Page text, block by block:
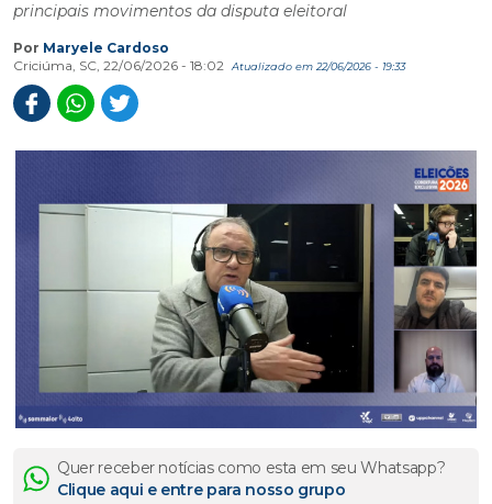
principais movimentos da disputa eleitoral
Por Maryele Cardoso
Criciúma, SC, 22/06/2026 - 18:02
Atualizado em 22/06/2026 - 19:33
Quer receber notícias como esta em seu Whatsapp?
Clique aqui e entre para nosso grupo